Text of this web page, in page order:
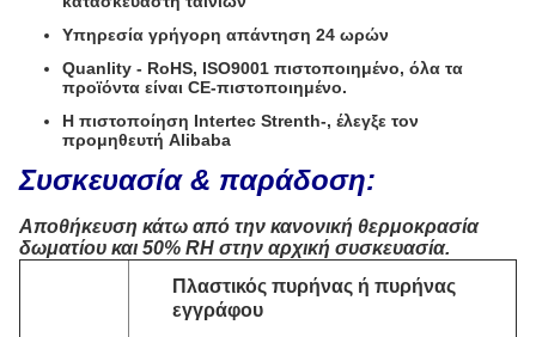
Υπηρεσία γρήγορη απάντηση 24 ωρών
Quanlity - RoHS, ISO9001 πιστοποιημένο, όλα τα
προϊόντα είναι CE-πιστοποιημένο.
Η πιστοποίηση Intertec Strenth-, έλεγξε τον
προμηθευτή Alibaba
Συσκευασία & παράδοση:
Αποθήκευση κάτω από την κανονική θερμοκρασία
δωματίου και 50% RH στην αρχική συσκευασία.
Πλαστικός πυρήνας ή πυρήνας
εγγράφου